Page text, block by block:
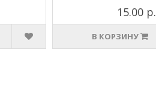
15.00 р.
В КОРЗИНУ